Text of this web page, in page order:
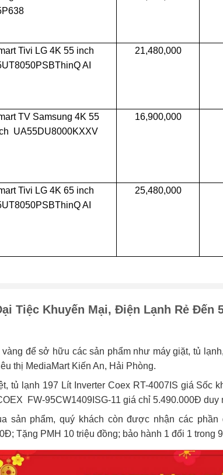
Tivi LG 4K 55 inch
AI
21,480,000
TV Samsung 4K 55
UA55DU8000KXXV
16,900,000
Tivi LG 4K 65 inch
AI
25,480,000
Tiệc Khuyến Mại, Điện Lạnh Rẻ Đến
để sở hữu các sản phẩm như máy giặt, tủ
thị MediaMart Kiến An, Hải Phòng.
tủ lạnh 197 Lít Inverter Coex RT-4007IS giá Sốc
FW-95CW1409ISG-11 giá chỉ 5.490.000Đ duy
sản phẩm, quý khách còn được nhận các
Tặng PMH 10 triệu đồng; bảo hành 1 đổi 1 trong